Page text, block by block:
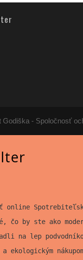
- Spoločnosť
online
čo by ste ako
na lep
ekologickým